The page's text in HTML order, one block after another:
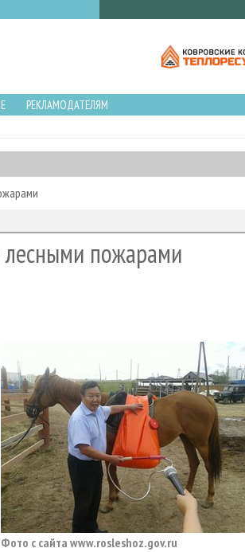
РЕКЛАМОДАТЕЛЯМ
лесными пожарами
Фото с сайта www.rosleshoz.gov.ru